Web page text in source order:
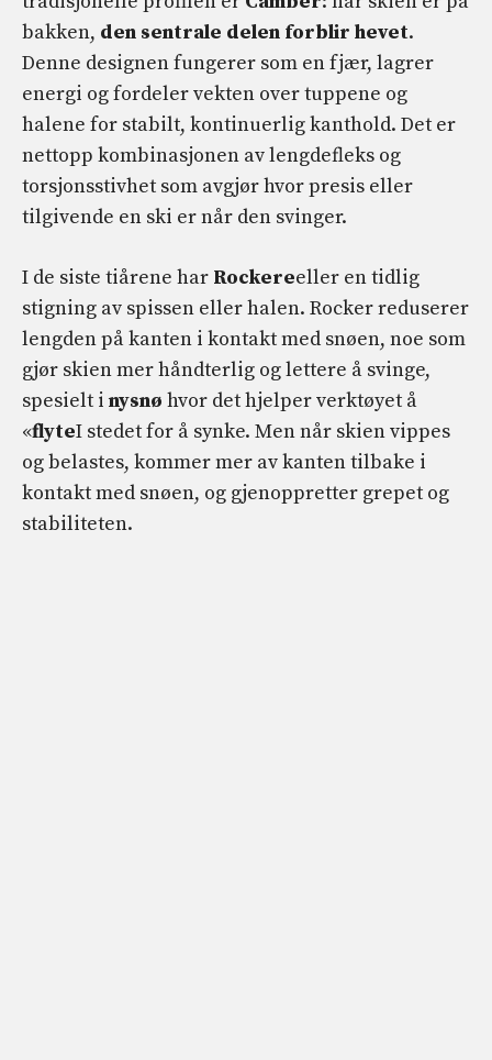
bakken, den sentrale delen forblir hevet.
Denne designen fungerer som en fjær, lagrer
energi og fordeler vekten over tuppene og
halene for stabilt, kontinuerlig kanthold. Det er
nettopp kombinasjonen av lengdefleks og
torsjonsstivhet som avgjør hvor presis eller
tilgivende en ski er når den svinger.
I de siste tiårene har Rockereeller en tidlig
stigning av spissen eller halen. Rocker reduserer
lengden på kanten i kontakt med snøen, noe som
gjør skien mer håndterlig og lettere å svinge,
spesielt i nysnø hvor det hjelper verktøyet å
«flyteI stedet for å synke. Men når skien vippes
og belastes, kommer mer av kanten tilbake i
kontakt med snøen, og gjenoppretter grepet og
stabiliteten.